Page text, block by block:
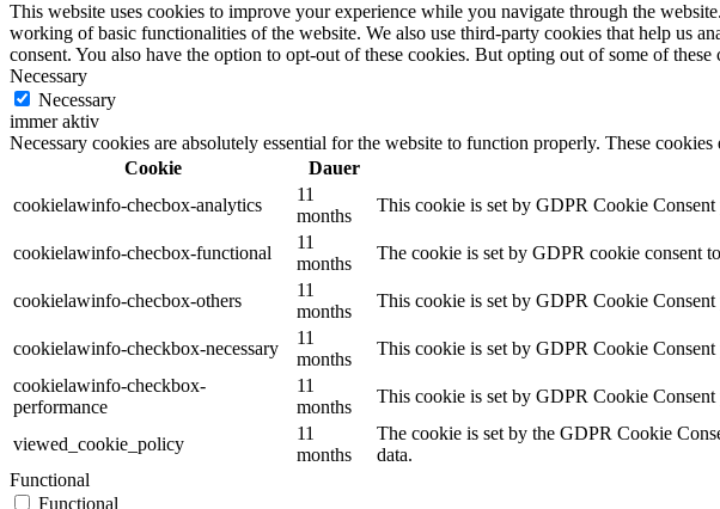
This website uses cookies to improve your experience while you navigate through the
working of basic functionalities of the website. We also use third-party cookies that help us
consent. You also have the option to opt-out of these cookies. But opting out of some of
Necessary
Necessary
immer aktiv
Necessary cookies are absolutely essential for the website to function properly. These
Cookie
Dauer
cookielawinfo-checbox-analytics
11
months
This cookie is set by GDPR Cookie
cookielawinfo-checbox-functional
11
months
The cookie is set by GDPR cookie consent
cookielawinfo-checbox-others
11
months
This cookie is set by GDPR Cookie
cookielawinfo-checkbox-necessary
11
months
This cookie is set by GDPR Cookie
cookielawinfo-checkbox-
performance
11
months
This cookie is set by GDPR Cookie
viewed_cookie_policy
11
months
The cookie is set by the GDPR Cookie
data.
Functional
Functional